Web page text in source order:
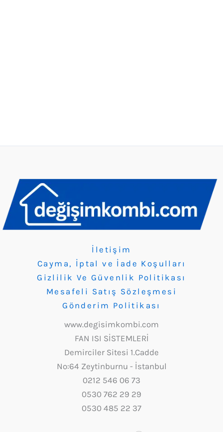
İletişim
Cayma, İptal ve İade Koşulları
Gizlilik Ve Güvenlik Politikası
Mesafeli Satış Sözleşmesi
Gönderim Politikası
www.degisimkombi.com
FAN ISI SİSTEMLERİ
Demirciler Sitesi 1.Cadde
No:64 Zeytinburnu - İstanbul
0212 546 06 73
0530 762 29 29
0530 485 22 37